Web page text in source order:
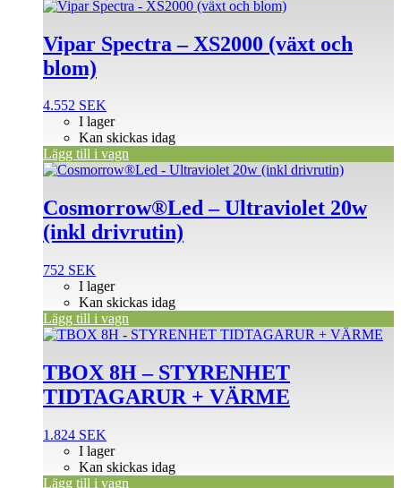
Vipar Spectra – XS2000 (växt och
blom)
4.552 SEK
I lager
Kan skickas idag
Lägg till i vagn
Cosmorrow®Led – Ultraviolet 20w
(inkl drivrutin)
752 SEK
I lager
Kan skickas idag
Lägg till i vagn
TBOX 8H – STYRENHET
TIDTAGARUR + VÄRME
1.824 SEK
I lager
Kan skickas idag
Lägg till i vagn